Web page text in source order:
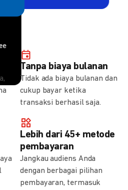
Tanpa biaya bulanan
Tidak ada biaya bulanan dan
cukup bayar ketika
transaksi berhasil saja.
Lebih dari 45+ metode
pembayaran
Jangkau audiens Anda
dengan berbagai pilihan
pembayaran, termasuk